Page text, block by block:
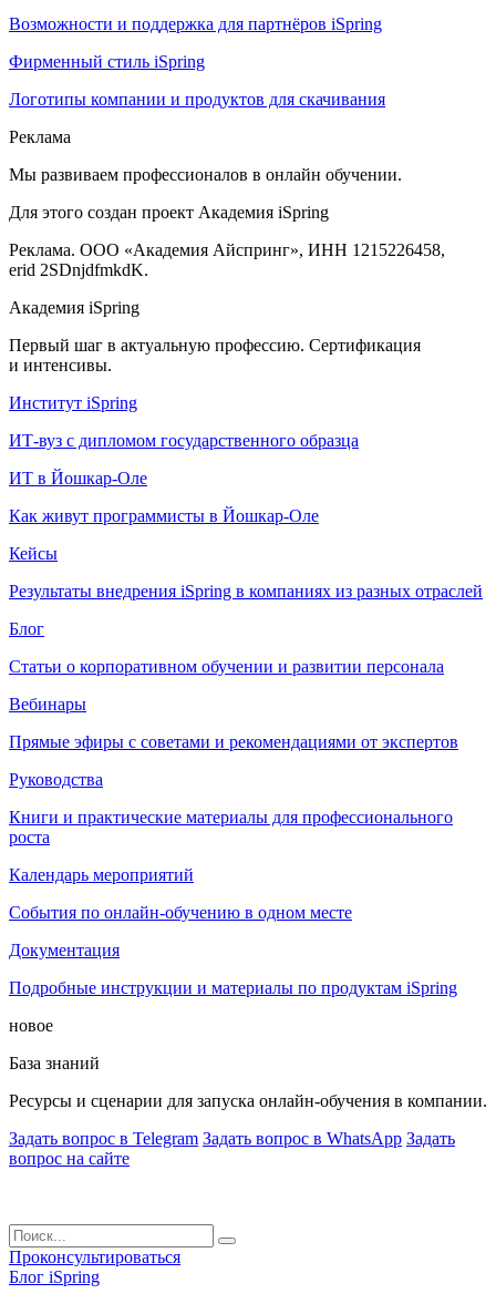
Возможности и поддержка для партнёров iSpring
Фирменный стиль iSpring
Логотипы компании и продуктов для скачивания
Реклама
Мы развиваем профессионалов в онлайн обучении.
Для этого создан проект Академия iSpring
Реклама. ООО «Академия Айспринг», ИНН 1215226458,
erid 2SDnjdfmkdK.
Академия iSpring
Первый шаг в актуальную профессию. Сертификация
и интенсивы.
Институт iSpring
ИТ-вуз с дипломом государственного образца
ИТ в Йошкар-Оле
Как живут программисты в Йошкар‑Оле
Кейсы
Результаты внедрения iSpring в компаниях из разных отраслей
Блог
Статьи о корпоративном обучении и развитии персонала
Вебинары
Прямые эфиры с советами и рекомендациями от экспертов
Руководства
Книги и практические материалы для профессионального
роста
Календарь мероприятий
События по онлайн-обучению в одном месте
Документация
Подробные инструкции и материалы по продуктам iSpring
новое
База знаний
Ресурсы и сценарии для запуска онлайн-обучения в компании.
Задать вопрос в Telegram Задать вопрос в WhatsApp Задать
вопрос на сайте
Проконсультироваться
Блог iSpring